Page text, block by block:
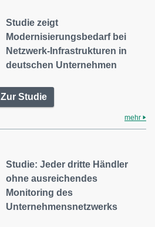
Studie zeigt
Modernisierungsbedarf bei
Netzwerk-Infrastrukturen in
deutschen Unternehmen
Zur Studie
mehr
Studie: Jeder dritte Händler
ohne ausreichendes
Monitoring des
Unternehmensnetzwerks